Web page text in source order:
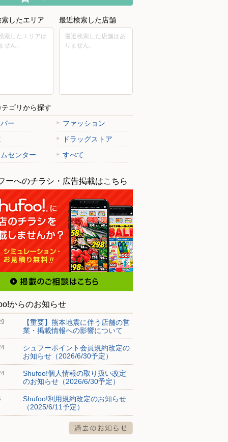
したエリア
索したエリアは
せん。
最近検索した店舗
最近検索した店舗はあ
りません。
テゴリから探す
ー
ファッション
ドラッグストア
センター
すべて
ーへのチラシ・広告掲載はこちら
からのお知らせ
【重要】熊本地震に伴う店舗の営
業・掲載情報への影響について
シュフーポイント会員規約改定の
お知らせ（2026/6/30予定）
Shufoo!個人情報の取り扱い改定
のお知らせ（2026/6/30予定）
Shufoo!利用規約改定のお知らせ
（2025/6/11予定）